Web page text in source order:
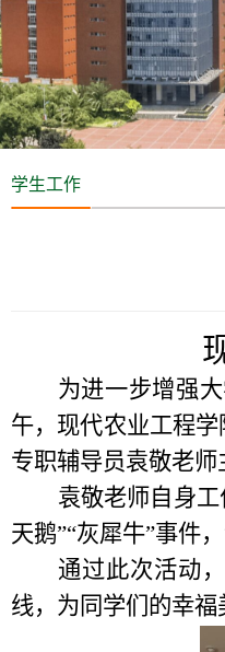
学生工作
为进一步增强
午， 现代农业工程
专职辅导员袁敬老师
袁敬老师自身
天鹅”“灰犀牛”事件
通过此次活动
线，为同学们的幸福